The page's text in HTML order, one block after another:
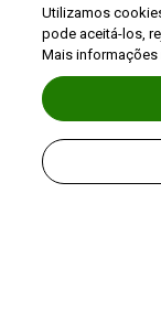
Utilizamos
pode aceitá-los,
Mais informações